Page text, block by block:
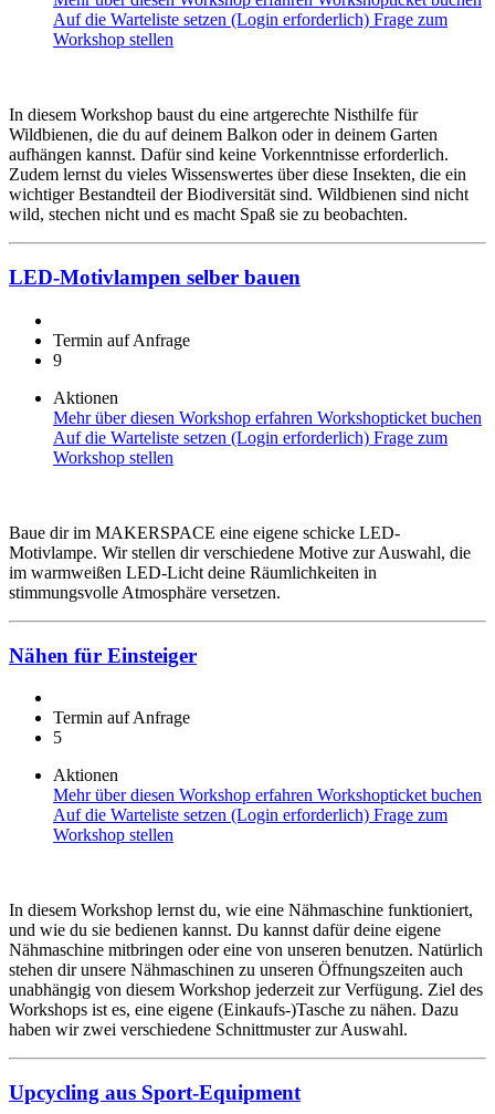
Auf die Warteliste setzen (Login erforderlich) Frage zum
Workshop stellen
In diesem Workshop baust du eine artgerechte Nisthilfe für
Wildbienen, die du auf deinem Balkon oder in deinem Garten
aufhängen kannst. Dafür sind keine Vorkenntnisse erforderlich.
Zudem lernst du vieles Wissenswertes über diese Insekten, die ein
wichtiger Bestandteil der Biodiversität sind. Wildbienen sind nicht
wild, stechen nicht und es macht Spaß sie zu beobachten.
LED-Motivlampen selber bauen
Termin auf Anfrage
9
Aktionen
Mehr über diesen Workshop erfahren Workshopticket buchen
Auf die Warteliste setzen (Login erforderlich) Frage zum
Workshop stellen
Baue dir im MAKERSPACE eine eigene schicke LED-
Motivlampe. Wir stellen dir verschiedene Motive zur Auswahl, die
im warmweißen LED-Licht deine Räumlichkeiten in
stimmungsvolle Atmosphäre versetzen.
Nähen für Einsteiger
Termin auf Anfrage
5
Aktionen
Mehr über diesen Workshop erfahren Workshopticket buchen
Auf die Warteliste setzen (Login erforderlich) Frage zum
Workshop stellen
In diesem Workshop lernst du, wie eine Nähmaschine funktioniert,
und wie du sie bedienen kannst. Du kannst dafür deine eigene
Nähmaschine mitbringen oder eine von unseren benutzen. Natürlich
stehen dir unsere Nähmaschinen zu unseren Öffnungszeiten auch
unabhängig von diesem Workshop jederzeit zur Verfügung. Ziel des
Workshops ist es, eine eigene (Einkaufs-)Tasche zu nähen. Dazu
haben wir zwei verschiedene Schnittmuster zur Auswahl.
Upcycling aus Sport-Equipment